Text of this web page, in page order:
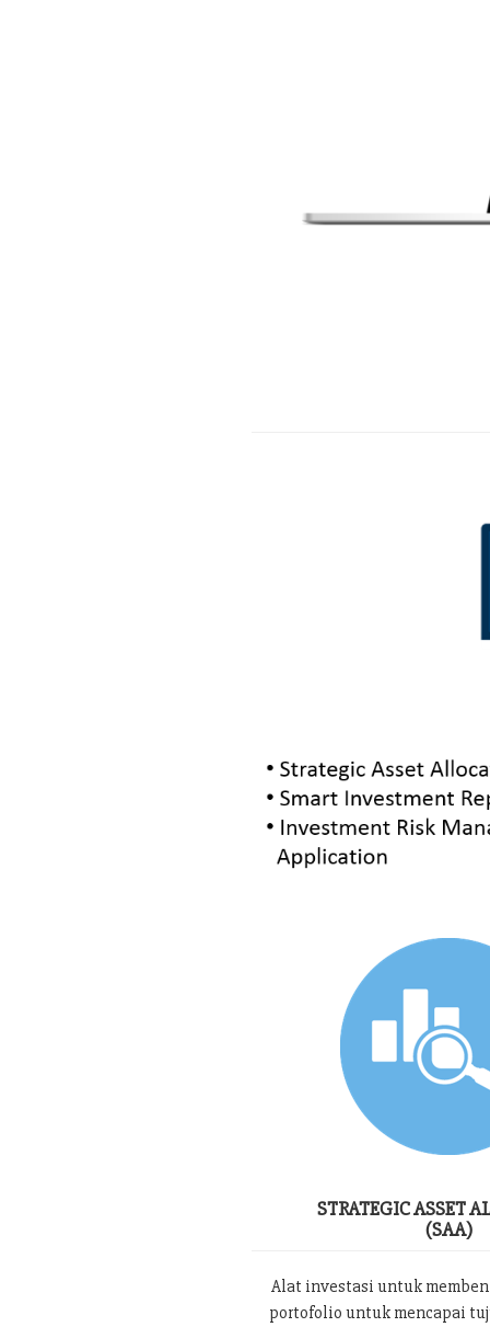
STRATEGIC ASSET
(SAA)
Alat investasi untuk
portofolio untuk mencapai